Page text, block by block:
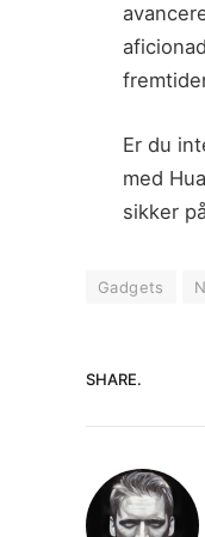
Er du
med
sikker
Gadgets
SHARE.